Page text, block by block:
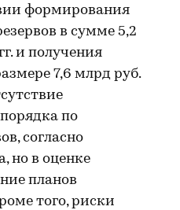
формирования
в сумме 5,2
и получения
7,6 млрд руб.
по
согласно
но в оценке
планов
того, риски